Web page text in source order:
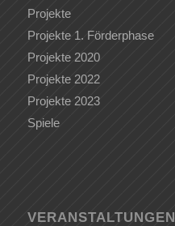
Projekte
Projekte 1. Förderphase
Projekte 2020
Projekte 2022
Projekte 2023
Spiele
VERANSTALTUNGEN